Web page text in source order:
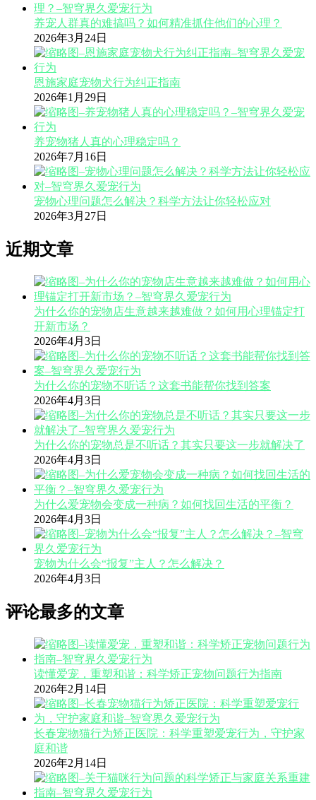
养宠人群真的难搞吗？如何精准抓住他们的心理？
2026年3月24日
恩施家庭宠物犬行为纠正指南
2026年1月29日
养宠物猪人真的心理稳定吗？
2026年7月16日
宠物心理问题怎么解决？科学方法让你轻松应对
2026年3月27日
近期文章
为什么你的宠物店生意越来越难做？如何用心理锚定打
开新市场？
2026年4月3日
为什么你的宠物不听话？这套书能帮你找到答案
2026年4月3日
为什么你的宠物总是不听话？其实只要这一步就解决了
2026年4月3日
为什么爱宠物会变成一种病？如何找回生活的平衡？
2026年4月3日
宠物为什么会“报复”主人？怎么解决？
2026年4月3日
评论最多的文章
读懂爱宠，重塑和谐：科学矫正宠物问题行为指南
2026年2月14日
长春宠物猫行为矫正医院：科学重塑爱宠行为，守护家
庭和谐
2026年2月14日